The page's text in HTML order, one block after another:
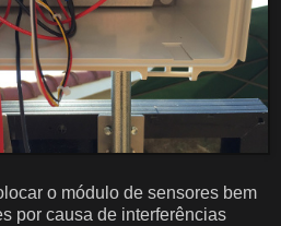
o módulo de sensores bem
por causa de interferências